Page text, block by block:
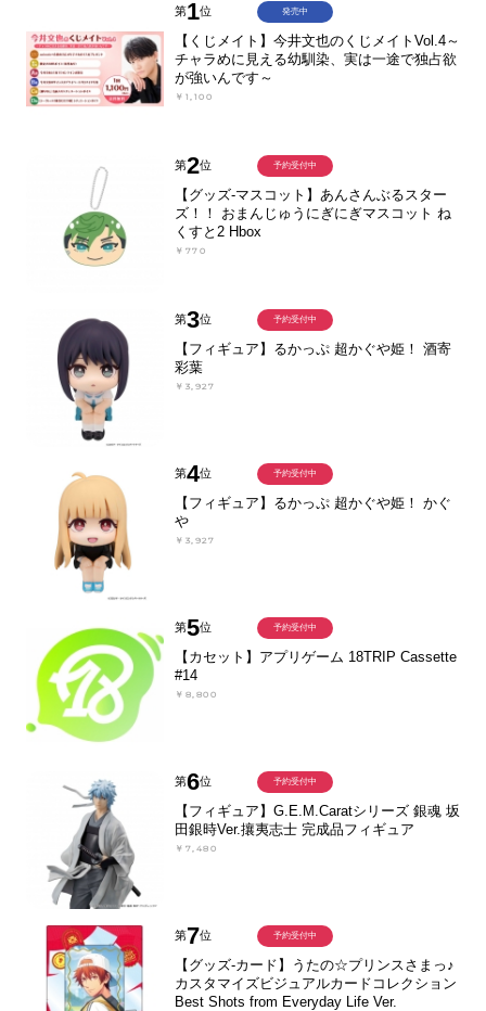
第1位
【くじメイト】今井文也のくじメイトVol.4～
チャラめに見える幼馴染、実は一途で独占欲
が強いんです～
￥1,100
発売中
第2位
【グッズ-マスコット】あんさんぶるスター
ズ！！ おまんじゅうにぎにぎマスコット ね
くすと2 Hbox
￥770
予約受付中
第3位
【フィギュア】るかっぷ 超かぐや姫！ 酒寄
彩葉
￥3,927
予約受付中
第4位
【フィギュア】るかっぷ 超かぐや姫！ かぐ
や
￥3,927
予約受付中
第5位
【カセット】アプリゲーム 18TRIP Cassette
#14
￥8,800
予約受付中
第6位
【フィギュア】G.E.M.Caratシリーズ 銀魂 坂
田銀時Ver.攘夷志士 完成品フィギュア
￥7,480
予約受付中
第7位
【グッズ-カード】うたの☆プリンスさまっ♪
カスタマイズビジュアルカードコレクション
Best Shots from Everyday Life Ver.
予約受付中